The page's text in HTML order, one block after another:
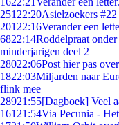
251 22:20Asielzoekers
201 22:16Verander een
6822:14Roddelpraat
minderjarigen deel 2
28022:06Post hier pas
1822:03Miljarden naar
flink mee
28921:55[Dagboek] Veel
161 21:54Via Pecunia -